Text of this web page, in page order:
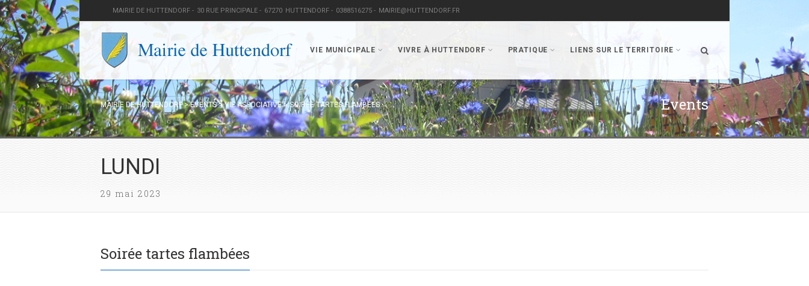
MAIRIE DE HUTTENDORF - 30 RUE PRINCIPALE - 67270 HUTTENDORF - 0388516275 - MAIRIE@HUTTENDORF.FR
VIE MUNICIPALE VIVRE À HUTTENDORF PRATIQUE LIENS SUR LE TERRITOIRE
MAIRIE DE HUTTENDORF>EVENTS>VIE ASSOCIATIVE>SOIRÉE TARTES FLAMBÉES Events
LUNDI
29 mai 2023
Soirée tartes flambées